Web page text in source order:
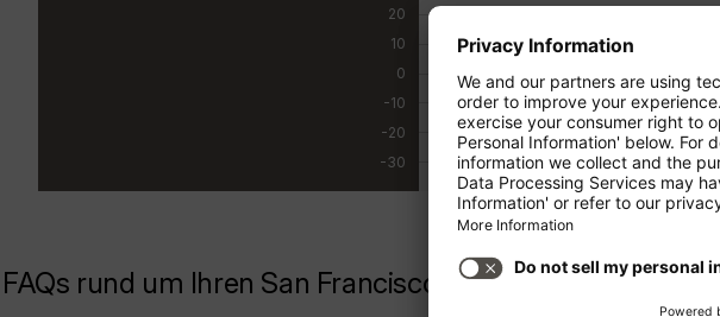
20
10
0
-10
-20
-30
FAQs rund um Ihren San Francisco/Santa Rosa Flug